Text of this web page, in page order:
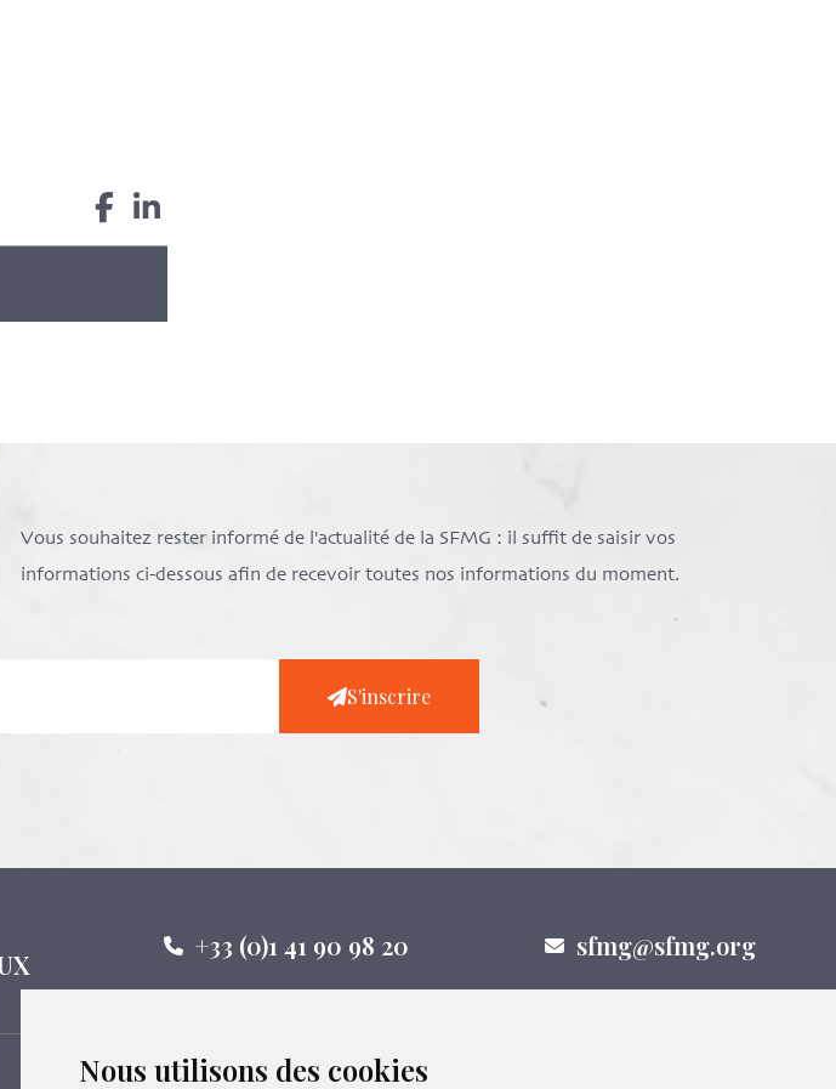
Nous utilisons des cookies
Vous souhaitez rester informé de l'actualité de la SFMG : il suffit de saisir vos
informations ci-dessous afin de recevoir toutes nos informations du moment.
S'inscrire
+33 (0)1 41 90 98 20 sfmg@sfmg.org